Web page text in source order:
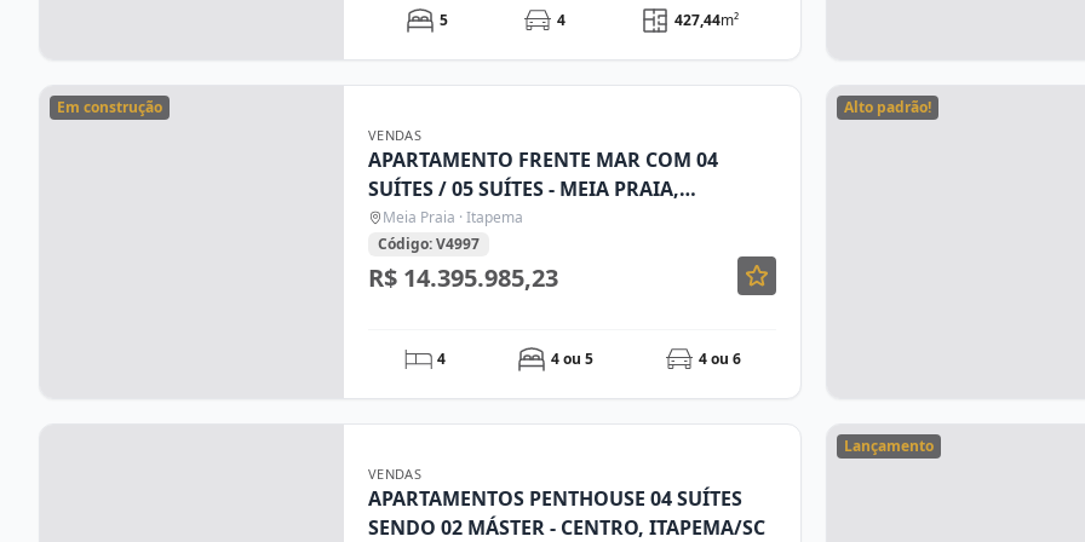
5 4 427,44m²
Em construção
VENDAS
APARTAMENTO FRENTE MAR COM 04
SUÍTES / 05 SUÍTES - MEIA PRAIA,
ITAPEMA/SC
Meia Praia · Itapema
Código: V4997
R$ 14.395.985,23
4 4 ou 5 4 ou 6
Alto padrão!
VENDAS
APARTAMENTOS PENTHOUSE 04 SUÍTES
SENDO 02 MÁSTER - CENTRO, ITAPEMA/SC
Lançamento